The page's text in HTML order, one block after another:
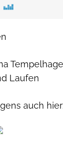
Laufen
auch